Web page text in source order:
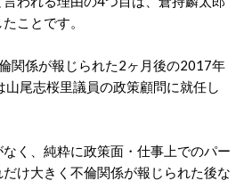
ことです。
関係が報じられた2ヶ月後の2017年
尾志桜里議員の政策顧問に就任し
く、純粋に政策面・仕事上でのパー
け大きく不倫関係が報じられた後な